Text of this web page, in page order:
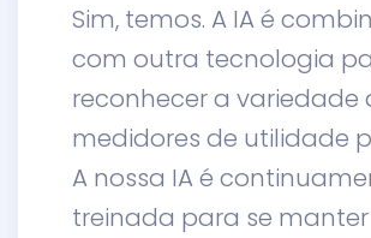
Sim, temos. A IA é
com outra tecnologia
reconhecer a variedade
medidores de utilidade
A nossa IA é
treinada para se manter